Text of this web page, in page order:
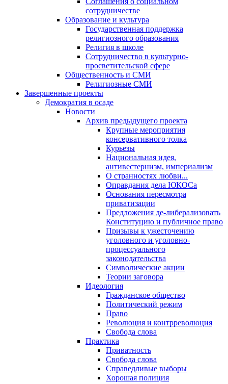
сотрудничестве
Образование и культура
Государственная поддержка
религиозного образования
Религия в школе
Сотрудничество в культурно-
просветительской сфере
Общественность и СМИ
Религиозные СМИ
Завершенные проекты
Демократия в осаде
Новости
Архив предыдущего проекта
Крупные мероприятия
консервативного толка
Курьезы
Национальная идея,
антивестернизм, империализм
О странностях любви...
Оправдания дела ЮКОСа
Основания пересмотра
приватизации
Предложения де-либерализовать
Конституцию и публичное право
Призывы к ужесточению
уголовного и уголовно-
процессуального
законодательства
Символические акции
Теории заговора
Идеология
Гражданское общество
Политический режим
Право
Революция и контрреволюция
Свобода слова
Практика
Приватность
Свобода слова
Справедливые выборы
Хорошая полиция